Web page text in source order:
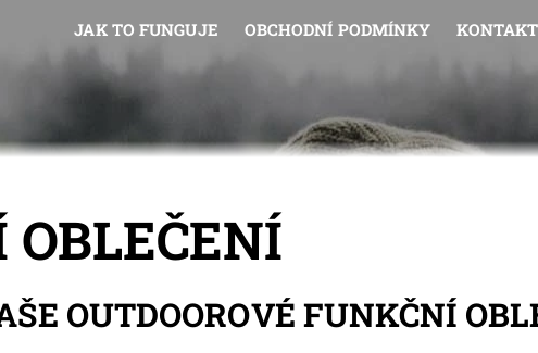
JAK TO FUNGUJE OBCHODNÍ PODMÍNKY
OUTDOOROVÉ FUNKČNÍ